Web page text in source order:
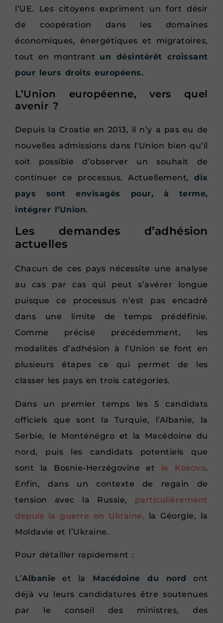
l’UE. Les citoyens expriment un fort désir
de coopération dans les domaines
économiques, énergétiques et migratoires,
tout en montrant un désintérêt croissant
pour leurs droits européens.
L’Union européenne, vers quel
avenir ?
Depuis la Croatie en 2013, il n’y a pas eu de
nouvelles admissions dans l’Union bien qu’il
soit possible d’observer un souhait de
continuer ce processus. Actuellement,dix
pays sont envisagés pour, à terme,
intégrer l’Union.
Les demandes d’adhésion
actuelles
Chacun de ces pays nécessite une analyse
au cas par cas qui peut s’avérer longue
puisque ce processus n’est pas encadré
dans une limite de temps prédéfinie.
Comme précisé précédemment, les
modalités d’adhésion à l’Union se font en
plusieurs étapes ce qui permet de les
classer les pays en trois catégories.
Dans un premier temps les 5 candidats
officiels que sont la Turquie, l’Albanie, la
Serbie, le Monténégro et la Macédoine du
nord, puis les candidats potentiels que
sont la Bosnie-Herzégovine et le Kosovo.
Enfin, dans un contexte de regain de
tension avec la Russie, particulièrement
depuis la guerre en Ukraine, la Géorgie, la
Moldavie et l’Ukraine.
Pour détailler rapidement :
L’Albanie et la Macédoine du nord ont
déjà vu leurs candidatures être soutenues
par le conseil des ministres, des